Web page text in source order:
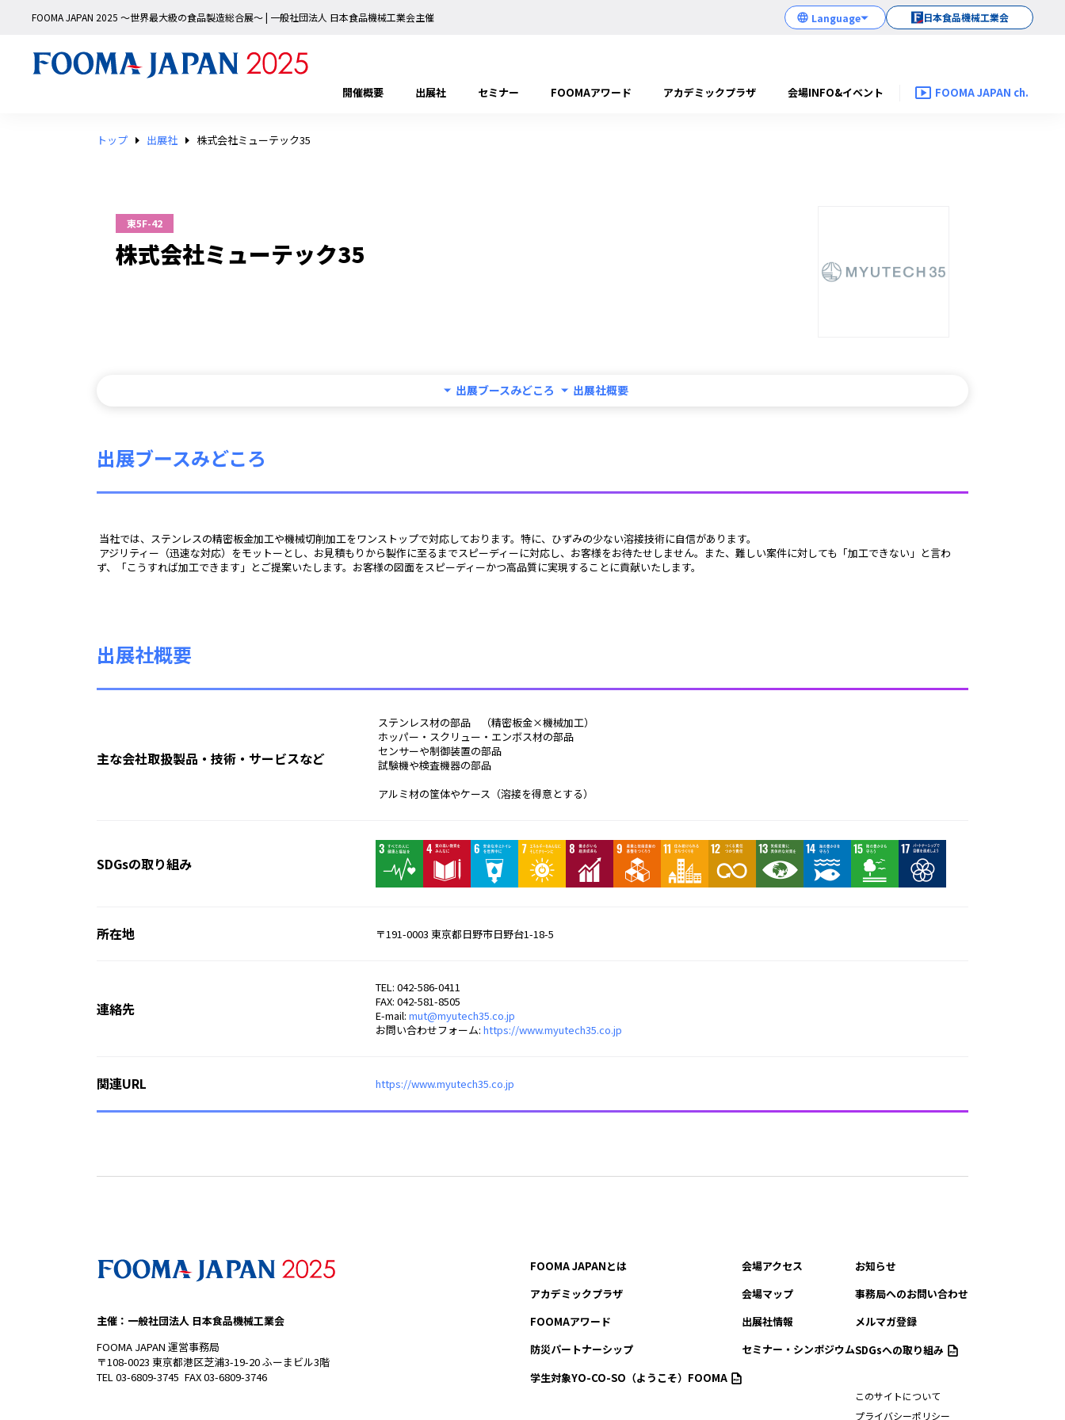
FOOMA JAPAN 2025 〜世界最大級の食品製造総合展〜 | 一般社団法人 日本食品機械工業会主催 日本食品機械工業会
開催概要 出展社 セミナー FOOMAアワード アカデミックプラザ 会場INFO&イベント FOOMA JAPAN ch.
トップ 出展社 株式会社ミューテック35
東5F-42
株式会社ミューテック35
出展ブースみどころ 出展社概要
出展ブースみどころ
当社では、ステンレスの精密板金加工や機械切削加工をワンストップで対応しております。特に、ひずみの少ない溶接技術に自信があります。
ず、「こうすれば加工できます」とご提案いたします。お客様の図面をスピーディーかつ高品質に実現することに貢献いたします。
出展社概要
主な会社取扱製品・技術・サービスなど
ステンレス材の部品　（精密板金×機械加工）
ホッパー・スクリュー・エンボス材の部品
センサーや制御装置の部品
試験機や検査機器の部品
アルミ材の筐体やケース（溶接を得意とする）
SDGsの取り組み
所在地 〒191-0003 東京都日野市日野台1-18-5
連絡先
TEL: 042-586-0411
FAX: 042-581-8505
E-mail: mut@myutech35.co.jp
お問い合わせフォーム: https://www.myutech35.co.jp
関連URL https://www.myutech35.co.jp
主催：一般社団法人 日本食品機械工業会
FOOMA JAPAN 運営事務局
〒108-0023 東京都港区芝浦3-19-20 ふーまビル3階
TEL 03-6809-3745 FAX 03-6809-3746
FOOMA JAPANとは
アカデミックプラザ
FOOMAアワード
防災パートナーシップ
学生対象YO-CO-SO （ようこそ）FOOMA
会場アクセス
会場マップ
出展社情報
セミナー・シンポジウム
お知らせ
事務局へのお問い合わせ
メルマガ登録
SDGsへの取り組み
このサイトについて
プライバシーポリシー